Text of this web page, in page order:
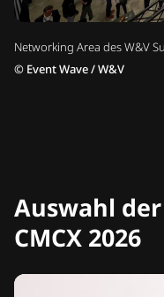
Networking Area des W&V
© Event Wave / W&V
Auswahl
CMCX 2026